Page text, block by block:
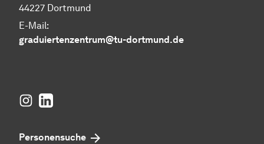
44227 Dortmund
E-Mail:
graduiertenzentrum@tu-dortmund.de
Instagram
LinkedIn
Personensuche